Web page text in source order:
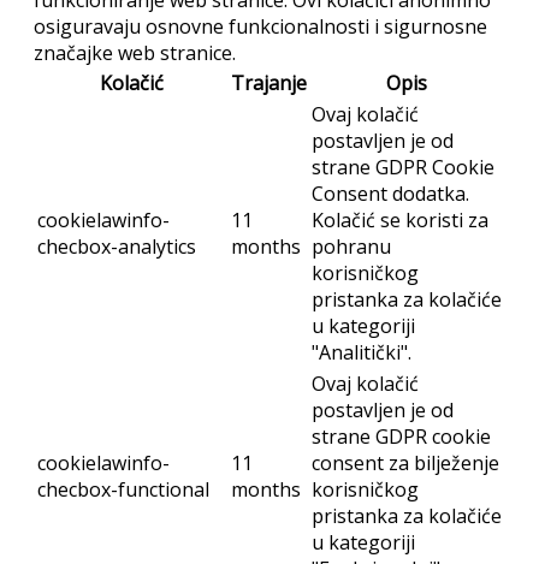
osiguravaju osnovne funkcionalnosti i sigurnosne
značajke web stranice.
Kolačić
Trajanje Opis
cookielawinfo-
checbox-analytics
11
months
Ovaj kolačić
postavljen je od
strane GDPR Cookie
Consent dodatka.
Kolačić se koristi za
pohranu
korisničkog
pristanka za kolačiće
u kategoriji
"Analitički".
cookielawinfo-
checbox-functional
11
months
Ovaj kolačić
postavljen je od
strane GDPR cookie
consent za bilježenje
korisničkog
pristanka za kolačiće
u kategoriji